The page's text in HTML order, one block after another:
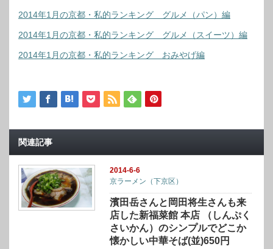
2014年1月の京都・私的ランキング グルメ（パン）編
2014年1月の京都・私的ランキング グルメ（スイーツ）編
2014年1月の京都・私的ランキング おみやげ編
関連記事
2014-6-6
京ラーメン（下京区）
濱田岳さんと岡田将生さんも来
店した新福菜館 本店 （しんぷく
さいかん）のシンプルでどこか
懐かしい中華そば(並)650円